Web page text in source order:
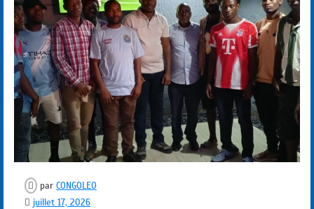
par CONGOLEO
juillet 17, 2026